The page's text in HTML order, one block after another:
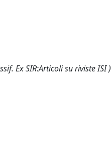
Ex SIR:Articoli su riviste ISI )